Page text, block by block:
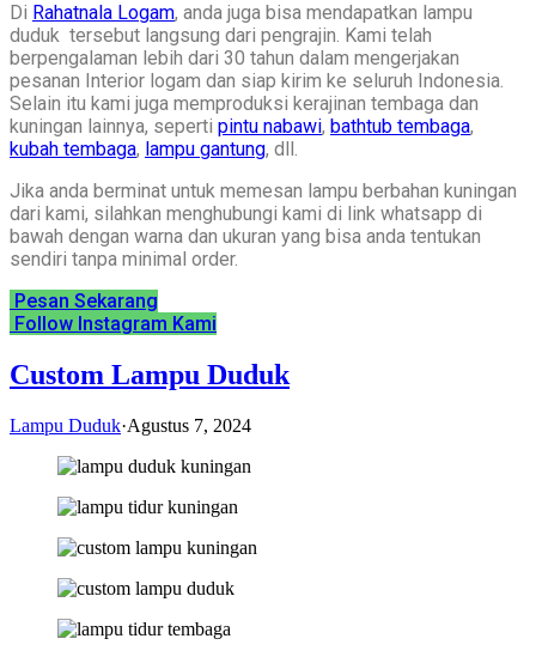
Di Rahatnala Logam, anda juga bisa mendapatkan lampu
duduk tersebut langsung dari pengrajin. Kami telah
berpengalaman lebih dari 30 tahun dalam mengerjakan
pesanan Interior logam dan siap kirim ke seluruh Indonesia.
Selain itu kami juga memproduksi kerajinan tembaga dan
kuningan lainnya, seperti pintu nabawi, bathtub tembaga,
kubah tembaga, lampu gantung, dll.
Jika anda berminat untuk memesan lampu berbahan kuningan
dari kami, silahkan menghubungi kami di link whatsapp di
bawah dengan warna dan ukuran yang bisa anda tentukan
sendiri tanpa minimal order.
Pesan Sekarang
Follow Instagram Kami
Custom Lampu Duduk
Lampu Duduk·Agustus 7, 2024